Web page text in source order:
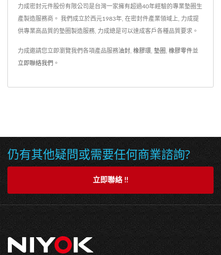
品開模和量產。
力成密封元件股份有限公司是台灣一家擁有超過40年經驗的專業墊圈生
產製造服務商。 我們成立於西元1983年, 在密封件產業領域上, 力成提
供專業高品質的墊圈製造服務, 力成總是可以達成客戶各種品質要求。
力成邀請您立即瀏覽我們各項產品服務油封 橡膠環 墊圈 橡膠零件並
立即聯絡我們 。
仍有其他疑問或需要任何商業諮詢?
立即聯絡 !!